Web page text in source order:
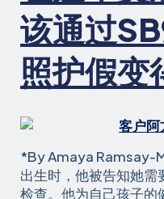
该通过
照护假变
*By Amaya Ramsay-
出生时，他被告知她需
检查。他为自己孩子的